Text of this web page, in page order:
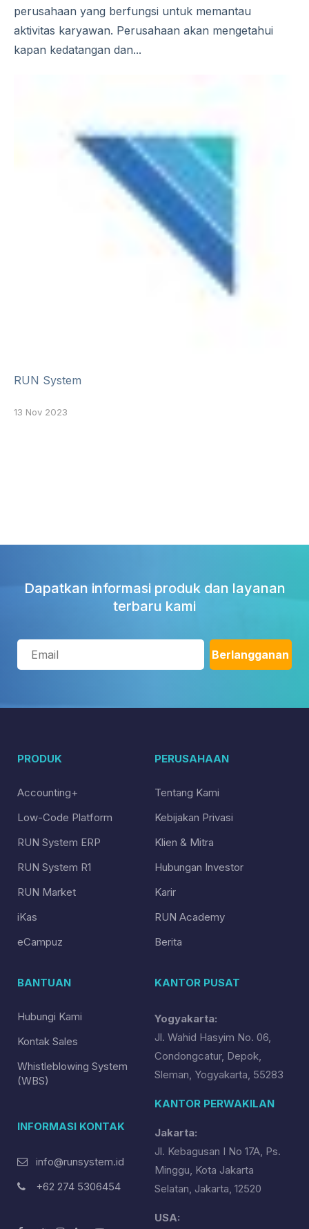
perusahaan yang berfungsi untuk memantau
aktivitas karyawan. Perusahaan akan mengetahui
kapan kedatangan dan...
RUN System
13 Nov 2023
Dapatkan informasi produk dan layanan
terbaru kami
PRODUK
Accounting+
Low-Code Platform
RUN System ERP
RUN System R1
RUN Market
iKas
eCampuz
PERUSAHAAN
Tentang Kami
Kebijakan Privasi
Klien & Mitra
Hubungan Investor
Karir
RUN Academy
Berita
BANTUAN
Hubungi Kami
Kontak Sales
Whistleblowing System
(WBS)
INFORMASI KONTAK
info@runsystem.id
+62 274 5306454
KANTOR PUSAT
Yogyakarta:
Jl. Wahid Hasyim No. 06,
Condongcatur, Depok,
Sleman, Yogyakarta, 55283
KANTOR PERWAKILAN
Jakarta:
Jl. Kebagusan I No 17A, Ps.
Minggu, Kota Jakarta
Selatan, Jakarta, 12520
USA: